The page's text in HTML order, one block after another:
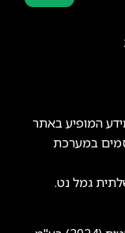
המופיע באתר
במערכת
גמל נט.